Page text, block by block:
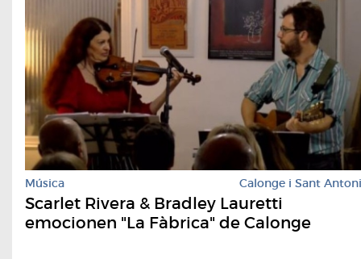
Música Calonge i Sant Antoni
Scarlet Rivera & Bradley Lauretti
emocionen "La Fàbrica" de Calonge